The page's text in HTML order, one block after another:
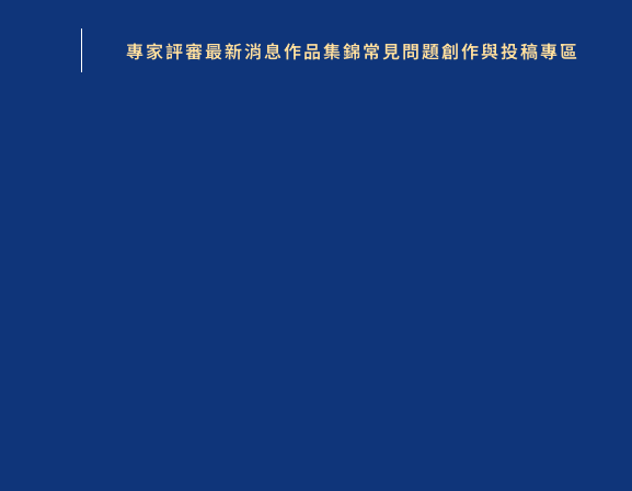
專家評審最新消息作品集錦常見問題創作與投稿專區